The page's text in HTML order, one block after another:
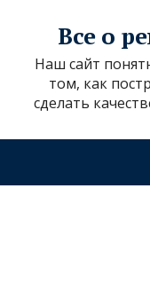
Все о
Наш сайт
том, как
сделать